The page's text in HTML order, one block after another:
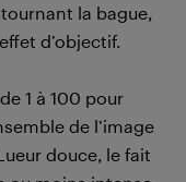
la bague,
d’objectif.
1 à 100 pour
de l’image
douce, le fait